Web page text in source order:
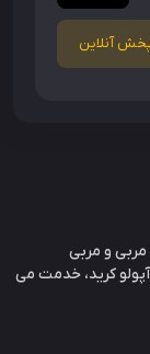
آنلاین
مربی و مربی
کرید، خدمت می